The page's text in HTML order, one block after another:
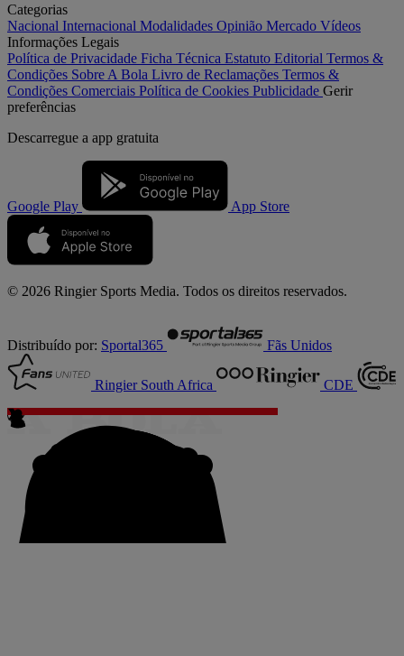
Categorias
Nacional Internacional Modalidades Opinião Mercado Vídeos
Informações Legais
Política de Privacidade Ficha Técnica Estatuto Editorial Termos &
Condições Sobre A Bola Livro de Reclamações Termos &
Condições Comerciais Política de Cookies Publicidade Gerir
preferências
Descarregue a app gratuita
Google Play App Store
© 2026 Ringier Sports Media. Todos os direitos reservados.
Distribuído por: Sportal365 Fãs Unidos
Ringier South Africa CDE